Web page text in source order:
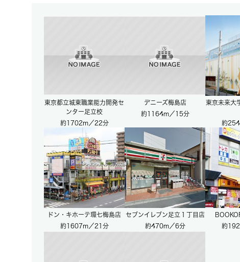
東京都立城東職業能力開発セ
ンター足立校
約1702m／22分
デニーズ梅島店
約1164m／15分
東京未来大
約
ドン・キホーテ環七梅島店
約1607m／21分
セブンイレブン足立１丁目店
約470m／6分
約